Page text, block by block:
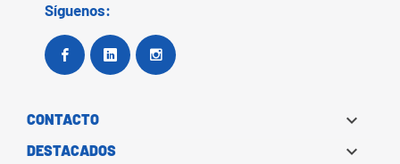
Síguenos:
Facebook Google+
CONTACTO 
DESTACADOS 